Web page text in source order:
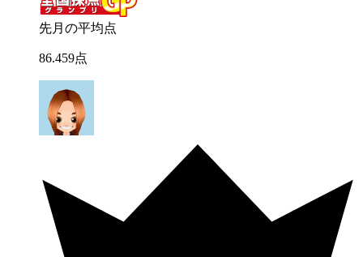
先月の平均点
86.459点